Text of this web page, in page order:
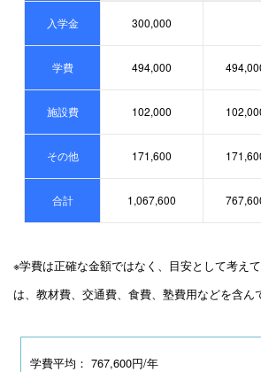
入学金 300,000
学費 494,000
施設費 102,000
その他 171,600
合計 1,067,600
※学費は正確な金額ではなく、目安として考え
は、教材費、交通費、食費、塾費用などを含ん
学費平均： 767,600円/年